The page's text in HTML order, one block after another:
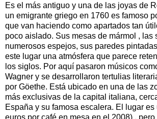
Es el más antiguo y una de las joyas de
un emigrante griego en 1760 es famoso
que van haciendo como apartados tan
poco aislado. Sus mesas de mármol , las
numerosos espejos, sus paredes
este lugar una atmósfera que parece
los siglos. Por aquí pasaron músicos
Wagner y se desarrollaron tertulias
por Göethe. Está ubicado en una de las
más exclusivas de la capital italiana,
España y su famosa escalera. El lugar es
euros por café en mesa en el 2008) ,